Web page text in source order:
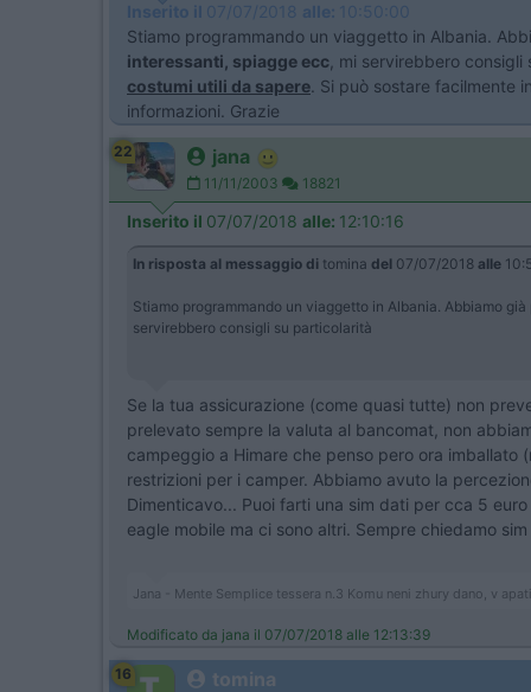
Inserito il 07/07/2018 alle: 10:50:00
Stiamo programmando un viaggetto in Albania.
interessanti, spiagge ecc , mi servirebbero
costumi utili da sapere . Si può sostare facilmente
informazioni. Grazie
22 jana
11/11/2003 18821
Inserito il 07/07/2018 alle: 12:10:16
In risposta al messaggio di tomina del 07/07/2018 alle
Stiamo programmando un viaggetto in Albania. Abbiamo
servirebbero consigli su particolarità
Se la tua assicurazione (come quasi tutte) non
prelevato sempre la valuta al bancomat, non
campeggio a Himare che penso pero ora imballato
restrizioni per i camper. Abbiamo avuto la
Dimenticavo... Puoi farti una sim dati per cca 5
eagle mobile ma ci sono altri. Sempre chiedamo
Jana - Mente Semplice tessera n.3 Komu neni zhury dano, v
Modificato da jana il 07/07/2018 alle 12:13:39
16 tomina